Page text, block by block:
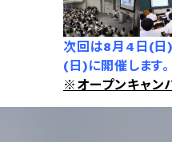
次回は8月4日(日)
(日)に開催します。
※オープンキャン